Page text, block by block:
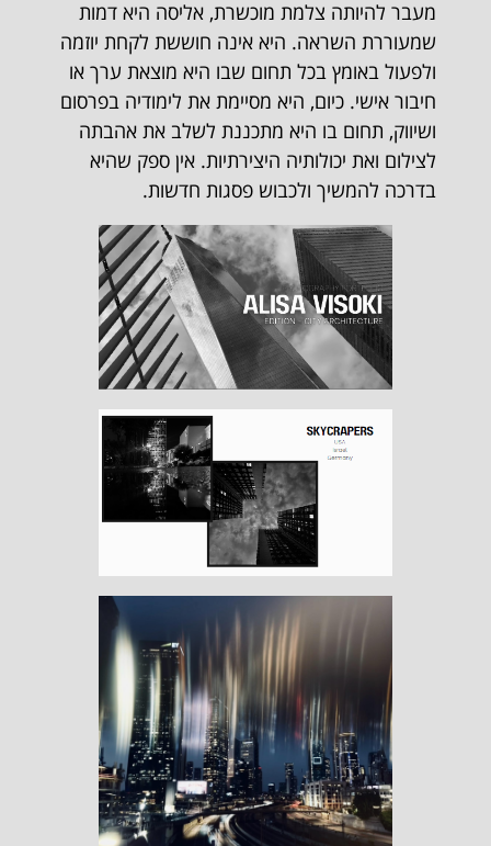
מעבר להיותה צלמת מוכשרת, אליסה היא דמות
שמעוררת השראה. היא אינה חוששת לקחת יוזמה
ולפעול באומץ בכל תחום שבו היא מוצאת ערך או
חיבור אישי. כיום, היא מסיימת את לימודיה בפרסום
ושיווק, תחום בו היא מתכננת לשלב את אהבתה
לצילום ואת יכולותיה היצירתיות. אין ספק שהיא
בדרכה להמשיך ולכבוש פסגות חדשות.